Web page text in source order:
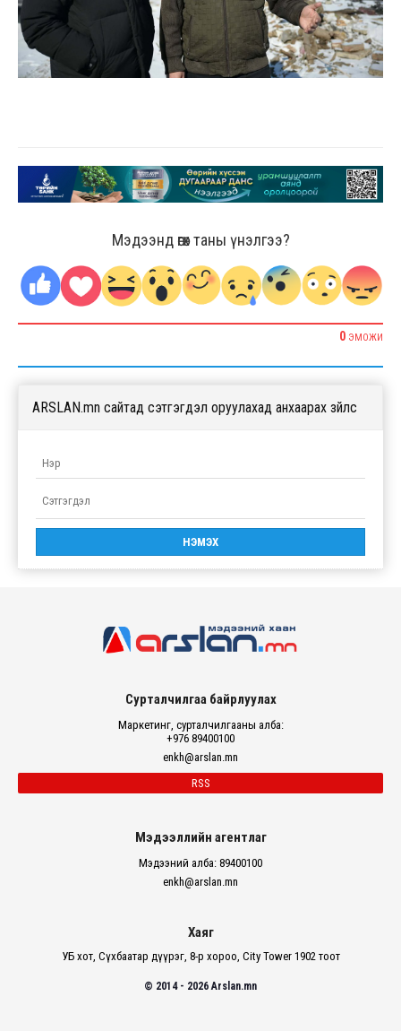
Мэдээнд өгөх таны үнэлгээ?
0 ЭМОЖИ
ARSLAN.mn сайтад сэтгэгдэл оруулахад анхаарах зүйлс
Сурталчилгаа байрлуулах
Маркетинг, сурталчилгааны алба:
+976 89400100
enkh@arslan.mn
RSS
Мэдээллийн агентлаг
Мэдээний алба: 89400100
enkh@arslan.mn
Хаяг
УБ хот, Сүхбаатар дүүрэг, 8-р хороо, City Tower 1902 тоот
© 2014 - 2026 Arslan.mn